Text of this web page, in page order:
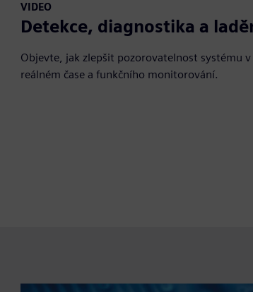
VIDEO
Detekce, diagnostika a
Objevte, jak zlepšit pozorovatelnost systému
reálném čase a funkčního monitorování.